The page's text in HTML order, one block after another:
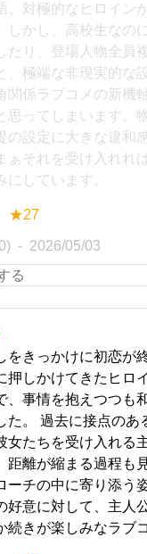
。対極的なヒロイン
しかし、高校生なの
たり、登場人物全員
、極端な非現実的な
関係ラブコメの新機
ってしまいます。
の設定に大きな違和
ぁそれを受け入れれ
にしています。
★27
2026/05/03
をきっかけに初恋が
押しかけてきたヒロ
、事情を抱えつつも
た。 過去に接点のあ
女たちを受け入れる
距離が縮まる過程も
ーチの中に寄り添う
好意に対して、主人
続きが楽しみなラブ